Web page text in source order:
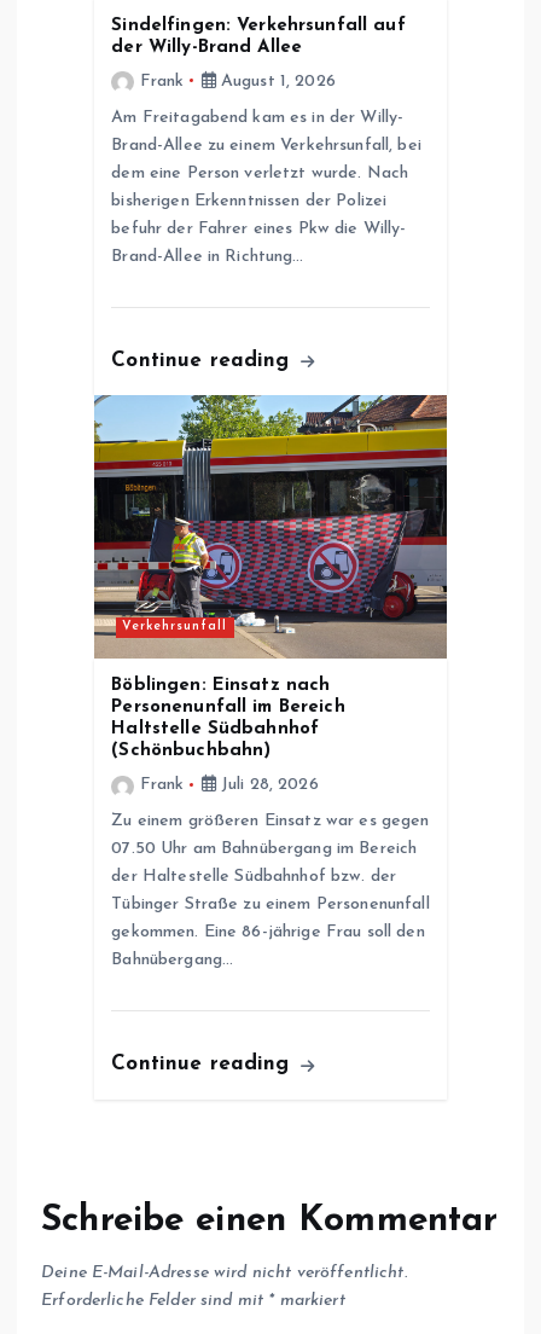
Sindelfingen: Verkehrsunfall auf
der Willy-Brand Allee
Frank
August 1, 2026
Am Freitagabend kam es in der Willy-
Brand-Allee zu einem Verkehrsunfall, bei
dem eine Person verletzt wurde. Nach
bisherigen Erkenntnissen der Polizei
befuhr der Fahrer eines Pkw die Willy-
Brand-Allee in Richtung…
Continue reading
Verkehrsunfall
Böblingen: Einsatz nach
Personenunfall im Bereich
Haltstelle Südbahnhof
(Schönbuchbahn)
Frank
Juli 28, 2026
Zu einem größeren Einsatz war es gegen
07.50 Uhr am Bahnübergang im Bereich
der Haltestelle Südbahnhof bzw. der
Tübinger Straße zu einem Personenunfall
gekommen. Eine 86-jährige Frau soll den
Bahnübergang…
Continue reading
Schreibe einen Kommentar
Deine E-Mail-Adresse wird nicht veröffentlicht.
Erforderliche Felder sind mit *markiert